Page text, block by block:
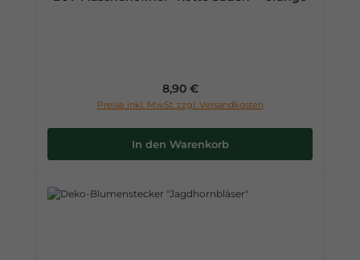
Regulärer Preis:
8,90 €
Preise inkl. MwSt. zzgl. Versandkosten
In den Warenkorb